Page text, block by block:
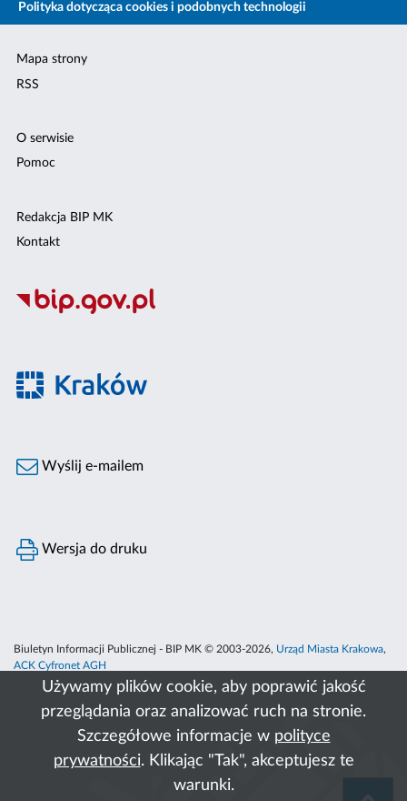
Używamy plików cookie, aby poprawić jakość
przeglądania oraz analizować ruch na stronie.
Szczegółowe informacje w polityce
prywatności. Klikając "Tak", akceptujesz te
warunki.
Polityka dotycząca cookies i podobnych technologii
Mapa strony
RSS
O serwisie
Pomoc
Redakcja BIP MK
Kontakt
Wyślij e-mailem
Wersja do druku
Biuletyn Informacji Publicznej - BIP MK © 2003-2026, Urząd Miasta Krakowa,
ACK Cyfronet AGH